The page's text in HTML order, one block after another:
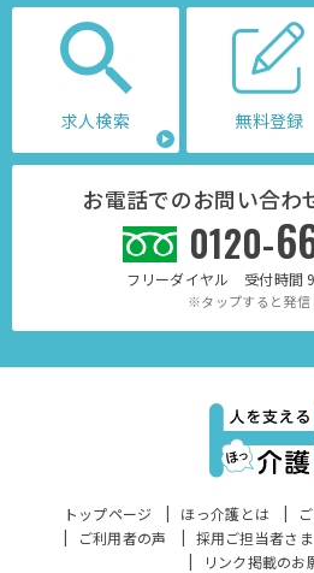
求人検索 無料登録
お電話でのお問い合わ
0120-
フリーダイヤル 受付時間
※タップすると発信
トップページ ほっ介護とは
ご利用者の声
採用ご担当者さ
リンク掲載のお